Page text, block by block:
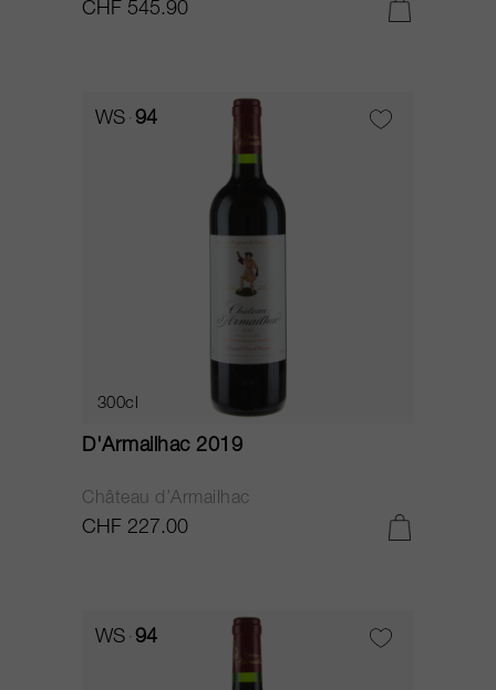
CHF 545.90
WS 94
300cl
D'Armailhac 2019
Château d’Armailhac
CHF 227.00
WS 94